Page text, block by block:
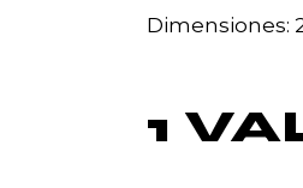
Dimensiones
1